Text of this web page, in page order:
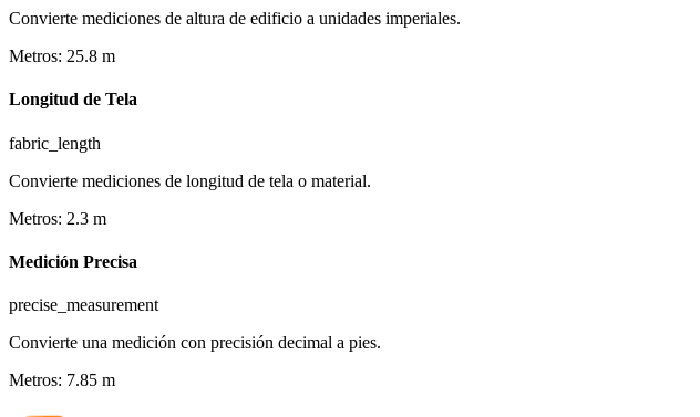
Convierte mediciones de altura de edificio a unidades imperiales.
Metros: 25.8 m
Longitud de Tela
fabric_length
Convierte mediciones de longitud de tela o material.
Metros: 2.3 m
Medición Precisa
precise_measurement
Convierte una medición con precisión decimal a pies.
Metros: 7.85 m